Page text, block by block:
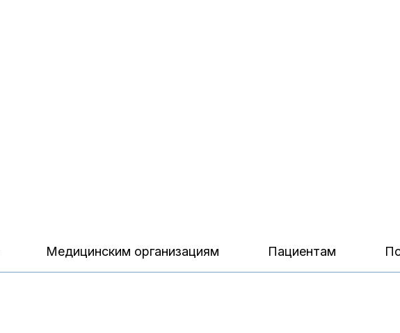
Медицинским организациям Пациентам